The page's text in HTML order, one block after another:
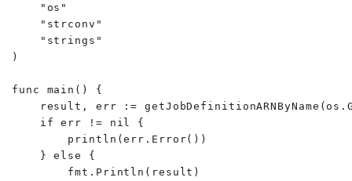
    "os"
    "strconv"
    "strings"
)
func main() {
result, err :=
    if err != nil {
        println(err.Error())
    } else {
        fmt.Println(result)